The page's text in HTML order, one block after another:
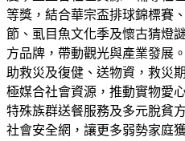
等獎，結合華宗盃排球錦標賽
節、虱目魚文化季及懷古猜燈
方品牌，帶動觀光與產業發展
助救災及復健、送物資，救災
極媒合社會資源，推動實物愛
特殊族群送餐服務及多元脫貧
社會安全網，讓更多弱勢家庭